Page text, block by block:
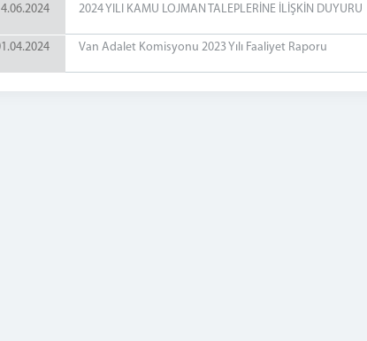
2024 YILI KAMU LOJMAN TALEPLERİNE İLİŞKİN DUYURU
Van Adalet Komisyonu 2023 Yılı Faaliyet Raporu